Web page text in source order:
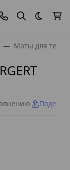
Темная
Маты для